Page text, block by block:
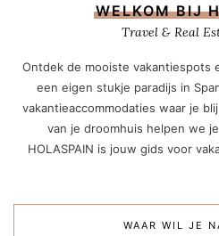
WELKOM BIJ
Travel & Real
Ontdek de mooiste vakantiespots
een eigen stukje paradijs in
vakantieaccommodaties waar je
van je droomhuis helpen we
HOLASPAIN is jouw gids voor
WAAR WIL JE